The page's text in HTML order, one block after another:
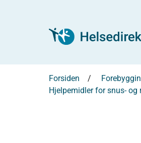
Forsiden
Hjelpemidler for snus- og